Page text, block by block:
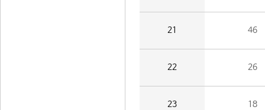
21 46
22 26
23 18